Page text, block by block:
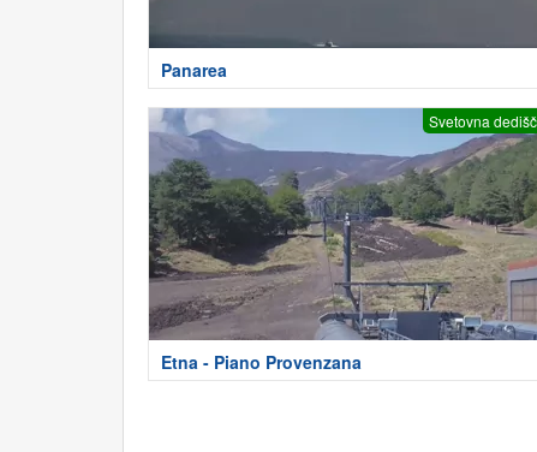
Panarea
Svetovna
Etna - Piano Provenzana